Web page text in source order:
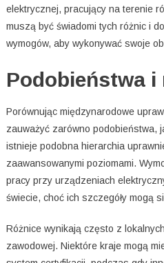
elektrycznej, pracujący na terenie
muszą być świadomi tych różnic i
wymogów, aby wykonywać swoje
Podobieństwa i
Porównując międzynarodowe
zauważyć zarówno podobieństwa,
istnieje podobna hierarchia
zaawansowanymi poziomami.
pracy przy urządzeniach
świecie, choć ich szczegóły mogą
Różnice wynikają często z
zawodowej. Niektóre kraje mogą